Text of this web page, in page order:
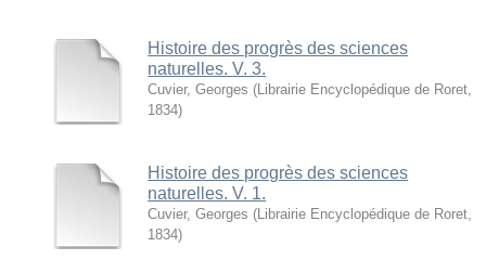
Histoire des progrès des sciences
naturelles. V. 3.
Cuvier, Georges ( Librairie Encyclopédique de Roret
1834)
Histoire des progrès des sciences
naturelles. V. 1.
Cuvier, Georges ( Librairie Encyclopédique de Roret
1834)